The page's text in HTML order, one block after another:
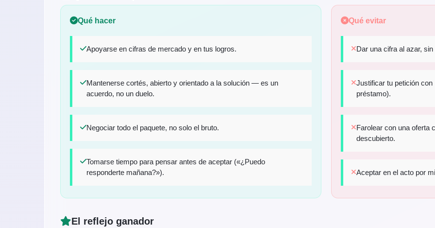
Qué hacer
Apoyarse en cifras de mercado y en tus logros.
Mantenerse cortés, abierto y orientado a la solución — es un
acuerdo, no un duelo.
Negociar todo el paquete, no solo el bruto.
Tomarse tiempo para pensar antes de aceptar («¿Puedo
responderte mañana?»).
Qué evitar
Dar una cifra al azar,
Justificar tu petición
préstamo).
Farolear con una oferta
descubierto.
Aceptar en el acto por
El reflejo ganador